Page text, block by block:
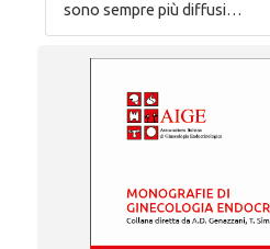
sono sempre più diffusi…